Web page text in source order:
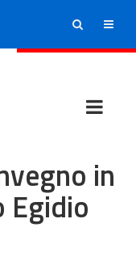
ricerca menu
in
Egidio